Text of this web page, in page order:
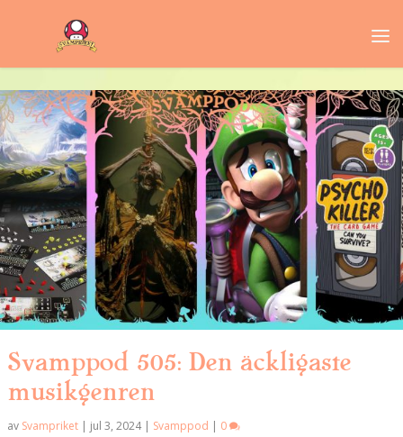
Svamppod 505: Den äckligaste
musikgenren
av Svampriket | jul 3, 2024| Svamppod | 0